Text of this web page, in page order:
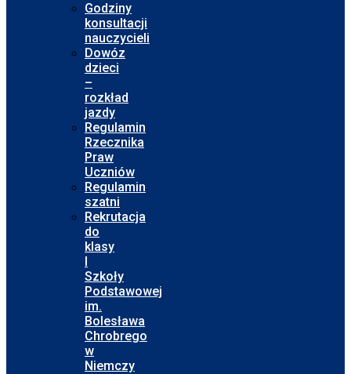
Godziny
konsultacji
nauczycieli
Dowóz
dzieci
–
rozkład
jazdy
Regulamin
Rzecznika
Praw
Uczniów
Regulamin
szatni
Rekrutacja
do
klasy
I
Szkoły
Podstawowej
im.
Bolesława
Chrobrego
w
Niemczy